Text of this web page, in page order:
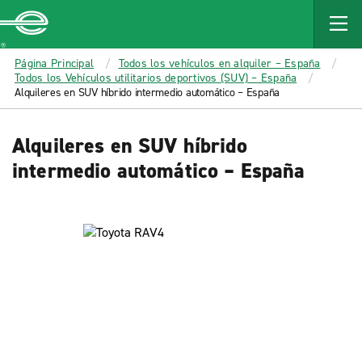
MAIN
CONTENT
Enterprise
Página Principal
Todos los vehículos en alquiler – España
Todos los Vehículos utilitarios deportivos (SUV) – España
Alquileres en SUV híbrido intermedio automático – España
Alquileres en SUV híbrido
intermedio automático – España